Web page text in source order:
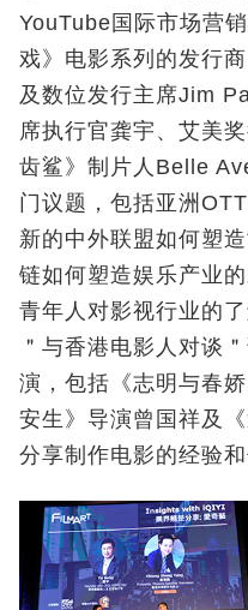
YouTube国际市场营
戏》电影系列的发行
及数位发行主席Jim
席执行官龚宇、艾美
齿鲨》制片人Belle
门议题，包括亚洲
新的中外联盟如何塑
链如何塑造娱乐产业
青年人对影视行业的
＂与香港电影人对谈
演，包括《志明与春
安生》导演曾国祥及
分享制作电影的经验和